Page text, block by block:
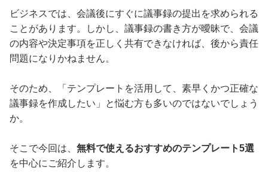
ビジネスでは、会議後にすぐに議事録の提出を求められる
ことがあります。しかし、議事録の書き方が曖昧で、会議
の内容や決定事項を正しく共有できなければ、後から責任
問題になりかねません。
そのため、「テンプレートを活用して、素早くかつ正確な
議事録を作成したい」と悩む方も多いのではないでしょう
か。
そこで今回は、 無料で使えるおすすめのテンプレート5選
を中心にご紹介します。